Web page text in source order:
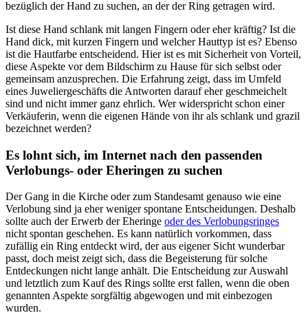
bezüglich der Hand zu suchen, an der der Ring getragen wird.
Ist diese Hand schlank mit langen Fingern oder eher kräftig? Ist die
Hand dick, mit kurzen Fingern und welcher Hauttyp ist es? Ebenso
ist die Hautfarbe entscheidend. Hier ist es mit Sicherheit von Vorteil,
diese Aspekte vor dem Bildschirm zu Hause für sich selbst oder
gemeinsam anzusprechen. Die Erfahrung zeigt, dass im Umfeld
eines Juweliergeschäfts die Antworten darauf eher geschmeichelt
sind und nicht immer ganz ehrlich. Wer widerspricht schon einer
Verkäuferin, wenn die eigenen Hände von ihr als schlank und grazil
bezeichnet werden?
Es lohnt sich, im Internet nach den passenden
Verlobungs- oder Eheringen zu suchen
Der Gang in die Kirche oder zum Standesamt genauso wie eine
Verlobung sind ja eher weniger spontane Entscheidungen. Deshalb
sollte auch der Erwerb der Eheringe oder des Verlobungsringes
nicht spontan geschehen. Es kann natürlich vorkommen, dass
zufällig ein Ring entdeckt wird, der aus eigener Sicht wunderbar
passt, doch meist zeigt sich, dass die Begeisterung für solche
Entdeckungen nicht lange anhält. Die Entscheidung zur Auswahl
und letztlich zum Kauf des Rings sollte erst fallen, wenn die oben
genannten Aspekte sorgfältig abgewogen und mit einbezogen
wurden.